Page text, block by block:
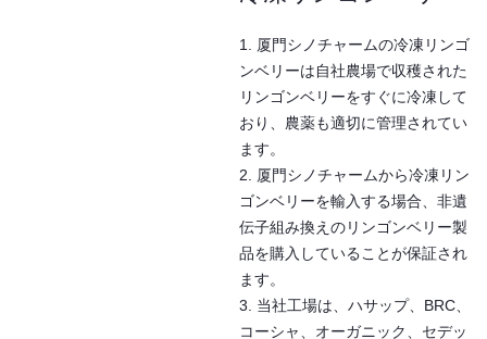
1. 厦門シノチャームの冷凍リンゴ
ンベリーは自社農場で収穫された
リンゴンベリーをすぐに冷凍して
おり、農薬も適切に管理されてい
ます。
2. 厦門シノチャームから冷凍リン
ゴンベリーを輸入する場合、非遺
伝子組み換えのリンゴンベリー製
品を購入していることが保証され
ます。
3. 当社工場は、ハサップ、BRC、
コーシャ、オーガニック、セデッ